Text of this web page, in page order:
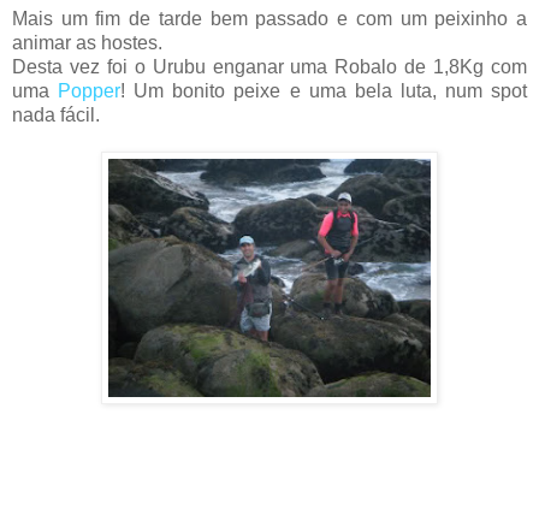
Mais um fim de tarde bem passado e com um peixinho a
animar as hostes.
Desta vez foi o Urubu enganar uma Robalo de 1,8Kg com
uma Popper! Um bonito peixe e uma bela luta, num spot
nada fácil.